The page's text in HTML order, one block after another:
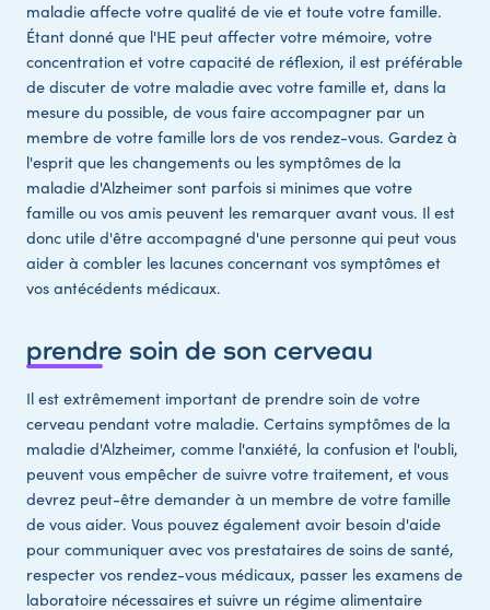
maladie affecte votre qualité de vie et toute votre famille.
Étant donné que l'HE peut affecter votre mémoire, votre
concentration et votre capacité de réflexion, il est préférable
de discuter de votre maladie avec votre famille et, dans la
mesure du possible, de vous faire accompagner par un
membre de votre famille lors de vos rendez-vous. Gardez à
l'esprit que les changements ou les symptômes de la
maladie d'Alzheimer sont parfois si minimes que votre
famille ou vos amis peuvent les remarquer avant vous. Il est
donc utile d'être accompagné d'une personne qui peut vous
aider à combler les lacunes concernant vos symptômes et
vos antécédents médicaux.
prendre soin de son cerveau
Il est extrêmement important de prendre soin de votre
cerveau pendant votre maladie. Certains symptômes de la
maladie d'Alzheimer, comme l'anxiété, la confusion et l'oubli,
peuvent vous empêcher de suivre votre traitement, et vous
devrez peut-être demander à un membre de votre famille
de vous aider. Vous pouvez également avoir besoin d'aide
pour communiquer avec vos prestataires de soins de santé,
respecter vos rendez-vous médicaux, passer les examens de
laboratoire nécessaires et suivre un régime alimentaire